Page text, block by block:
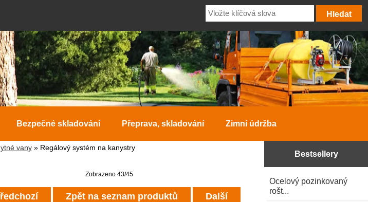
Bezpečné skladování Přeprava, skladování Zimní údržba
vany» Regálový systém na kanystry
Zobrazeno 43/45
Zpět na seznam produktů Další
Bestsellery
Ocelový pozinkovaný
rošt...